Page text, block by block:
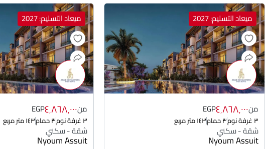
ميعاد التسليم: 2027
من٤٬٨٦٨٬٠٠٠EGP
٣ غرفة نوم ٣ حمام ١٤٣ متر مربع
شقة - سكني
Nyoum Assuit
ميعاد التسليم: 2027
من٤٬٨٦٨٬٠٠٠EGP
٣ غرفة نوم ٣ حمام ١٤٣ متر مربع
شقة - سكني
Nyoum Assuit